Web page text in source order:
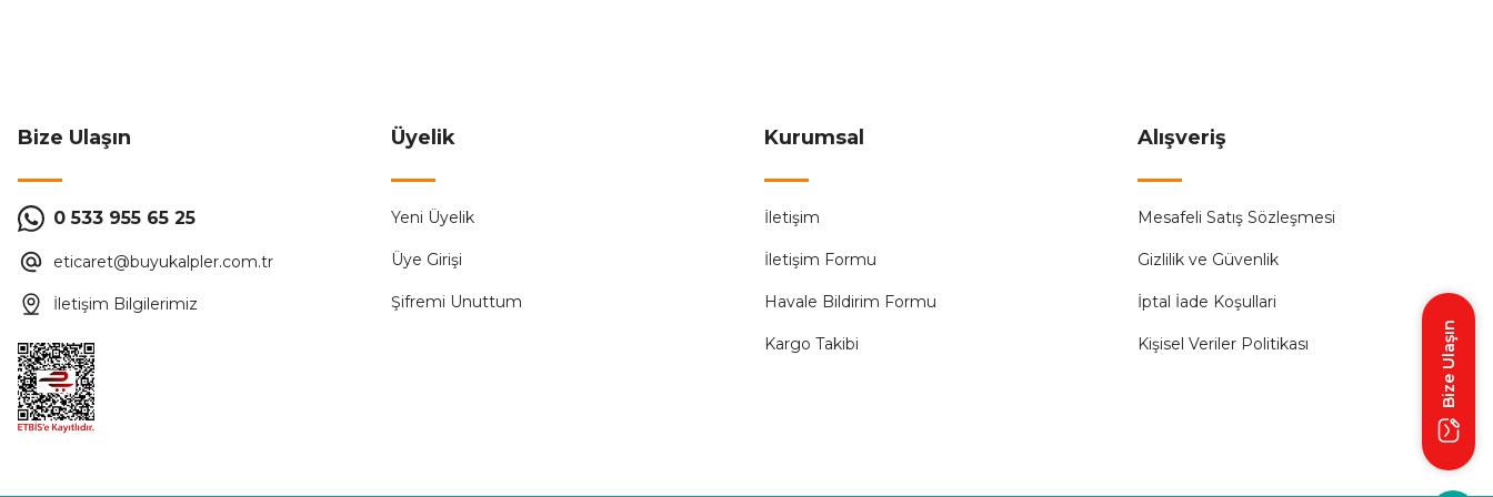
Federal 9EC-C0331-0D20 1x20A 3kA C Tipi Otomatik Sigorta Federal 9EC-C0331-0D25 1x25A 3kA C Tip Otomatik Sigorta
234,59 ₺ 93,83 ₺
Bize Ulaşın
0 533 955 65 25
eticaret@buyukalpler.com.tr
İletişim Bilgilerimiz
Üyelik
Yeni Üyelik
Üye Girişi
Şifremi Unuttum
Kurumsal
İletişim
İletişim Formu
Havale Bildirim Formu
Kargo Takibi
Alışveriş
Mesafeli Satış Sözleşmesi
Gizlilik ve Güvenlik
İptal İade Koşullari
Kişisel Veriler Politikası Bize Ulaşın